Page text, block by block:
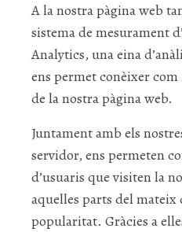
A la nostra pàgina web
sistema de mesurament
Analytics, una eina
ens permet conèixer
de la nostra pàgina web.
Juntament amb els
servidor, ens permeten
d’usuaris que visiten la
aquelles parts del
popularitat. Gràcies a